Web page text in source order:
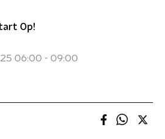
Op!
06:00 - 09:00